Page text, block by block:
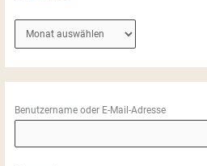
r
h
v
Benutzername oder E-Mail-Adresse